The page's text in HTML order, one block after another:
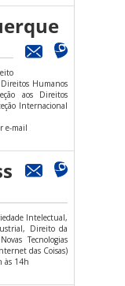
Humanos
aos Direitos
Internacional
e-mail
Intelectual,
Direito da
Tecnologias
das Coisas)
às 14h